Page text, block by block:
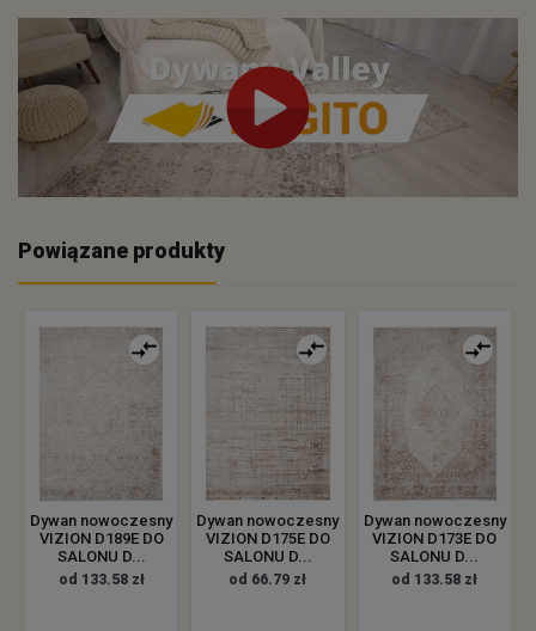
Powiązane produkty
Dywan nowoczesny
VIZION D189E DO
SALONU D...
od 133.58 zł
Dywan nowoczesny
VIZION D175E DO
SALONU D...
od 66.79 zł
Dywan nowoczesny
VIZION D173E DO
SALONU D...
od 133.58 zł